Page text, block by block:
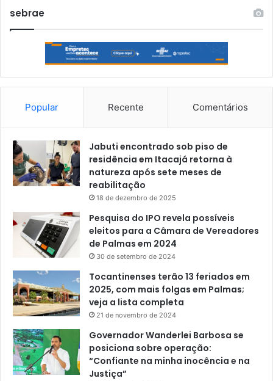
sebrae
Popular Recente Comentários
Jabuti encontrado sob piso de
residência em Itacajá retorna à
natureza após sete meses de
reabilitação
18 de dezembro de 2025
Pesquisa do IPO revela possíveis
eleitos para a Câmara de Vereadores
de Palmas em 2024
30 de setembro de 2024
Tocantinenses terão 13 feriados em
2025, com mais folgas em Palmas;
veja a lista completa
21 de novembro de 2024
Governador Wanderlei Barbosa se
posiciona sobre operação:
“Confiante na minha inocência e na
Justiça”